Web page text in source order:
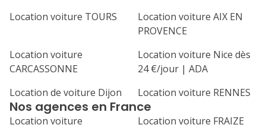
Location voiture TOURS
Location voiture AIX EN
PROVENCE
Location voiture
CARCASSONNE
Location voiture Nice dès
24 €/jour | ADA
Location de voiture Dijon
Location voiture RENNES
Nos agences en France
Location voiture
Location voiture FRAIZE